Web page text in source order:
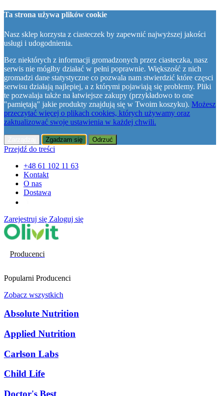
Ta strona używa plików cookie
Nasz sklep korzysta z ciasteczek by zapewnić najwyższej jakości
usługi i udogodnienia.
Bez niektórych z informacji gromadzonych przez ciasteczka, nasz
serwis nie mógłby działać w pełni poprawnie. Większość z nich
gromadzi dane statystyczne co pozwala nam stwierdzić które częsci
serwisu działają najlepiej, a z którymi pojawiają się problemy. Pliki
te pozwalaja także na łatwiejsze zakupy (przykładowo to one
"pamiętają" jakie produkty znajdują się w Twoim koszyku). Możesz
przeczytać więcej o plikach cookies, których używamy oraz
zaktualizować swoje ustawienia w każdej chwili.
Zgadzam się Odrzuć
Przejdź do treści
+48 61 102 11 63
Kontakt
O nas
Dostawa
Zarejestruj się Zaloguj się
Producenci
Popularni Producenci
Zobacz wszystkich
Absolute Nutrition
Applied Nutrition
Carlson Labs
Child Life
Doctor's Best